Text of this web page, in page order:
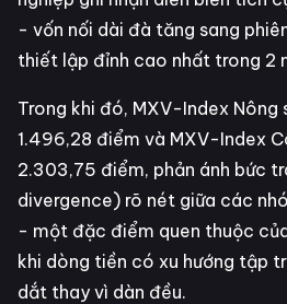
- vốn nối dài đà tăng sang
thiết lập đỉnh cao nhất trong 2
Trong khi đó, MXV-Index Nông
1.496,28 điểm và MXV-Index
2.303,75 điểm, phản ánh bức
divergence) rõ nét giữa các
- một đặc điểm quen thuộc
khi dòng tiền có xu hướng tập
dắt thay vì dàn đều.